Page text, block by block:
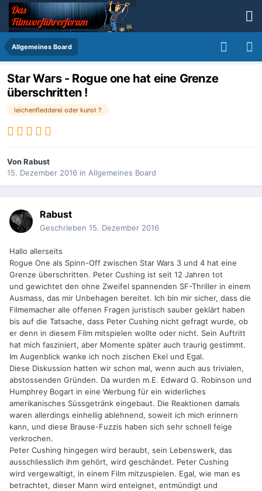
Allgemeines Board
Star Wars - Rogue one hat eine Grenze
überschritten !
leichenfledderei oder kunst ?
VonRabust
15. Dezember 2016 in Allgemeines Board
Rabust
Geschrieben 15. Dezember 2016
Hallo allerseits
Rogue One als Spinn-Off zwischen Star Wars 3 und 4 hat eine
Grenze überschritten. Peter Cushing ist seit 12 Jahren tot
und gewichtet den ohne Zweifel spannenden SF-Thriller in einem
Ausmass, das mir Unbehagen bereitet. Ich bin mir sicher, dass die
Filmemacher alle offenen Fragen juristisch sauber geklärt haben
bis auf die Tatsache, dass Peter Cushing nicht gefragt wurde, ob
er denn in diesem Film mitspielen wollte oder nicht. Sein Auftritt
hat mich fasziniert, aber Momente später auch traurig gestimmt.
Im Augenblick wanke ich noch zischen Ekel und Egal.
Diese Diskussion hatten wir schon mal, wenn auch aus trivialen,
abstossenden Gründen. Da wurden m.E. Edward G. Robinson und
Humphrey Bogart in eine Werbung für ein widerliches
amerikanisches Süssgetränk eingebaut. Die Reaktionen damals
waren allerdings einhellig ablehnend, soweit ich mich erinnern
kann, und diese Brause-Fuzzis haben sich sehr schnell feige
verkrochen.
Peter Cushing hingegen wird beraubt, sein Lebenswerk, das
ausschliesslich ihm gehört, wird geschändet. Peter Cushing
wird vergewaltigt, in einem Film mitzuspielen. Egal, wie man es
betrachtet, dieser Mann wird enteignet, entmündigt und